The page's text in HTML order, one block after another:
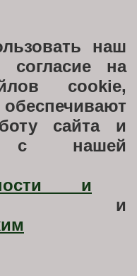
на данном сайте,
характер и ни при
офертой,
наш
на
cookie,
сайта и
с нашей
и